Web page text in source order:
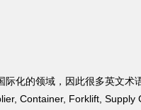
际化的领域，因此很多英文术
Container, Forklift, Supply